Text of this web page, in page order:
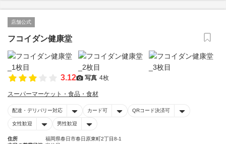
店舗公式
フコイダン健康堂
3.12 写真 4枚
スーパーマーケット・食品・食材
配達・デリバリー対応 カード可 QRコード決済可
女性歓迎 男性歓迎
住所
福岡県春日市春日原東町2丁目8-1